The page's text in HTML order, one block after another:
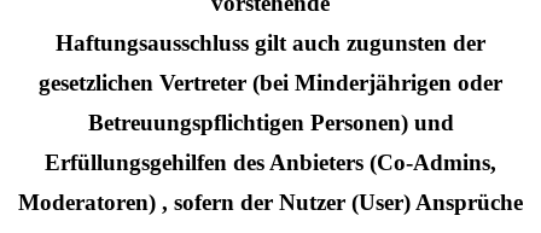
Haftungsausschluss gilt auch zugunsten der
gesetzlichen Vertreter (bei Minderjährigen oder
Betreuungspflichtigen Personen) und
Erfüllungsgehilfen des Anbieters (Co-Admins,
Moderatoren) , sofern der Nutzer (User) Ansprüche